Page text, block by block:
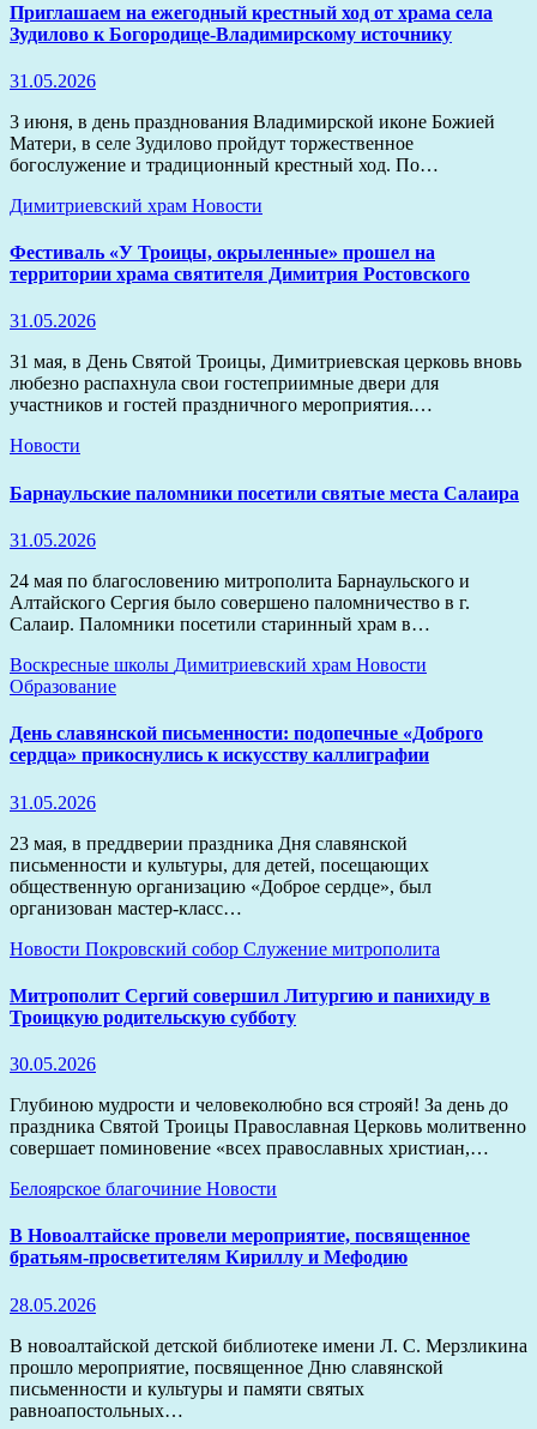
Приглашаем на ежегодный крестный ход от храма села
Зудилово к Богородице-Владимирскому источнику
31.05.2026
3 июня, в день празднования Владимирской иконе Божией
Матери, в селе Зудилово пройдут торжественное
богослужение и традиционный крестный ход. По…
Димитриевский храм Новости
Фестиваль «У Троицы, окрыленные» прошел на
территории храма святителя Димитрия Ростовского
31.05.2026
31 мая, в День Святой Троицы, Димитриевская церковь вновь
любезно распахнула свои гостеприимные двери для
участников и гостей праздничного мероприятия.…
Новости
Барнаульские паломники посетили святые места Салаира
31.05.2026
24 мая по благословению митрополита Барнаульского и
Алтайского Сергия было совершено паломничество в г.
Салаир. Паломники посетили старинный храм в…
Воскресные школы Димитриевский храм Новости
Образование
День славянской письменности: подопечные «Доброго
сердца» прикоснулись к искусству каллиграфии
31.05.2026
23 мая, в преддверии праздника Дня славянской
письменности и культуры, для детей, посещающих
общественную организацию «Доброе сердце», был
организован мастер-класс…
Новости Покровский собор Служение митрополита
Митрополит Сергий совершил Литургию и панихиду в
Троицкую родительскую субботу
30.05.2026
Глубиною мудрости и человеколюбно вся строяй! За день до
праздника Святой Троицы Православная Церковь молитвенно
совершает поминовение «всех православных христиан,…
Белоярское благочиние Новости
В Новоалтайске провели мероприятие, посвященное
братьям-просветителям Кириллу и Мефодию
28.05.2026
В новоалтайской детской библиотеке имени Л. С. Мерзликина
прошло мероприятие, посвященное Дню славянской
письменности и культуры и памяти святых
равноапостольных…